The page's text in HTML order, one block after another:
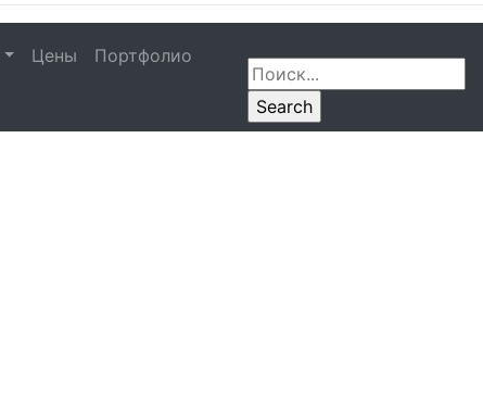
Цены Портфолио